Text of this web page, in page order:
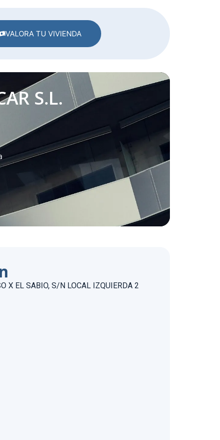
VALORA TU VIVIENDA
S.L.
X EL SABIO, S/N LOCAL IZQUIERDA 2